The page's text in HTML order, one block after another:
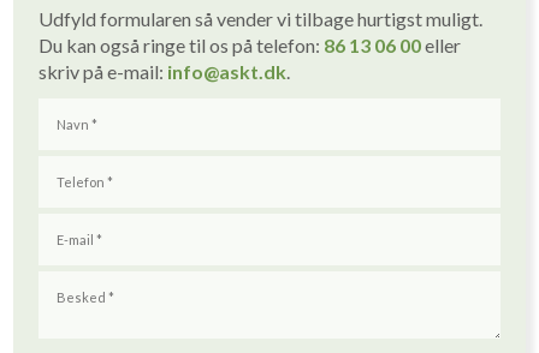
Udfyld formularen så vender vi tilbage hurtigst muligt. ​
Du kan også ringe til os på telefon: 86 13 06 00eller
skriv på e-mail: info@askt.dk​.